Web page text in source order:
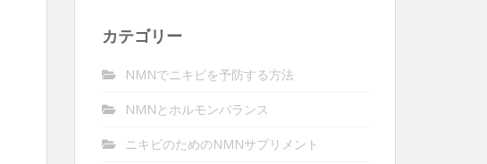
カテゴリー
NMNでニキビを予防する方法
NMNとホルモンバランス
ニキビのためのNMNサプリメント